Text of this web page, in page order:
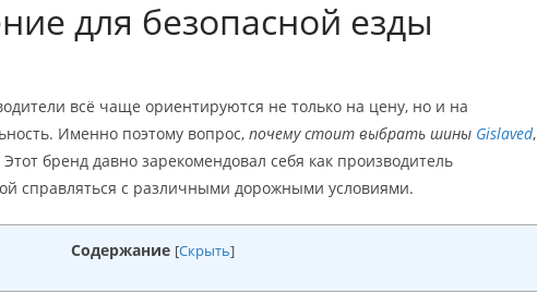
для безопасной езды
всё чаще ориентируются не только на цену, но и на
Именно поэтому вопрос, почему стоит выбрать шины Gislaved,
бренд давно зарекомендовал себя как производитель
справляться с различными дорожными условиями.
Содержание [Скрыть]